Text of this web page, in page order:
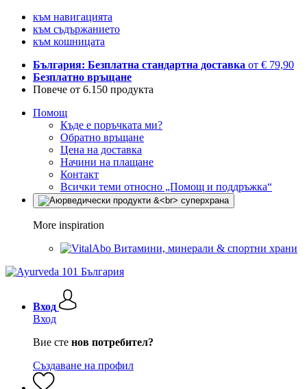
към навигацията
към съдържанието
към кошницата
България: Безплатна стандартна доставка от € 79,90
Безплатно връщане
Повече от 6.150 продукта
Помощ
Къде е поръчката ми?
Обратно връщане
Цена на доставка
Начини на плащане
Контакт
Всички теми относно „Помощ и поддръжка“
More inspiration
Витамини, минерали & спортни храни
Вход
Вход
Вие сте нов потребител?
Създаване на профил